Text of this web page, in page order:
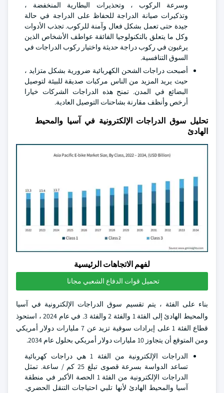
وسرعة الركوب ، وتحذيرات البطارية المنخفضة ،
وتذكيرات صيانة الدراجة للحفاظ على الدراجة في حالة
جيدة حتى تعمل بشكل فعال وآمنة للركوب. تجذب الأدوات
وكل ما يتعلق بالتكنولوجيا الفائقة عواطف الأشخاص الذين
يرغبون في ركوب دراجة حديثة واختيار ركوب الدراجات في
السوق التنافسية.
أصبحت دراجات الشحن الكهربائية ضرورية بشكل متزايد ،
حيث يريد المزيد من الناس مركبات صديقة للبيئة لتوصيل
البضائع في المدن. تمنح هذه الدراجات الشركات خيارا
أرخص وأنظف مقارنة بشاحنات التوصيل العادية.
تحليل سوق الدراجات الإلكترونية في آسيا والمحيط
الهادئ
لفهم الاتجاهات الرئيسية
تحميل قوات الدفاع الشعبي مجانا
بناء على الفئة ، يتم تقسيم سوق الدراجات الإلكترونية في آسيا
والمحيط الهادئ إلى الفئة 1 والفئة 2 والفئة 3. في عام 2024 ، استحوذ
قطاع الفئة 1 على إيرادات سوقية تزيد عن 7 مليارات دولار أمريكي
ومن المتوقع أن يتجاوز 10 مليارات دولار أمريكي بحلول عام 2034.
الدراجات الإلكترونية من الفئة 1 هي دراجات كهربائية
تساعد الدواسة بسرعة قصوى تبلغ 25 كم / ساعة. تمثل
الدراجات الإلكترونية من الفئة 1 الحصة الأكبر في منطقة
آسيا والمحيط الهادئ لأنها تلبي احتياجات التنقل الحضري.